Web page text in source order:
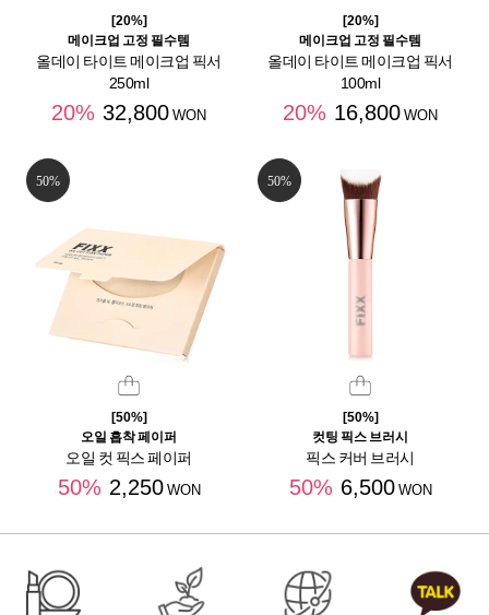
[20%]
메이크업 고정 필수템
올데이 타이트 메이크업 픽서
250ml
20% 32,800 WON
[20%]
메이크업 고정 필수템
올데이 타이트 메이크업 픽서
100ml
20% 16,800 WON
50%
[50%]
오일 흡착 페이퍼
오일 컷 픽스 페이퍼
50% 2,250 WON
50%
[50%]
컷팅 픽스 브러시
픽스 커버 브러시
50% 6,500 WON